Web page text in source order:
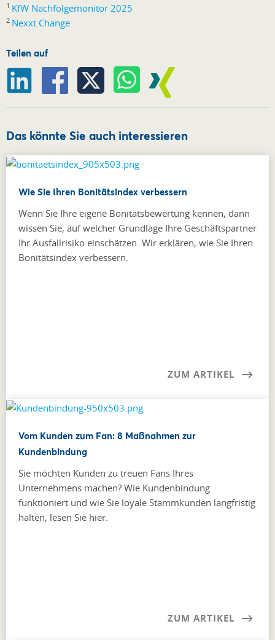
1 KfW Nachfolgemonitor 2025
2 Nexxt Change
Teilen auf
Das könnte Sie auch interessieren
Wie Sie Ihren Bonitätsindex verbessern
Wenn Sie Ihre eigene Bonitätsbewertung kennen, dann
wissen Sie, auf welcher Grundlage Ihre Geschäftspartner
Ihr Ausfallrisiko einschätzen. Wir erklären, wie Sie Ihren
Bonitätsindex verbessern.
ZUM ARTIKEL
Vom Kunden zum Fan: 8 Maßnahmen zur
Kundenbindung
Sie möchten Kunden zu treuen Fans Ihres
Unternehmens machen? Wie Kundenbindung
funktioniert und wie Sie loyale Stammkunden langfristig
halten, lesen Sie hier.
ZUM ARTIKEL